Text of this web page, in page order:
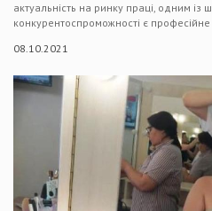
актуальність на ринку праці, одним із
конкурентоспроможності є
08.10.2021